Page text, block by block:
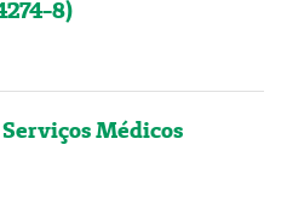
8)
Médicos